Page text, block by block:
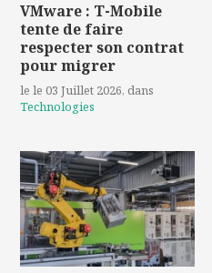
VMware : T-Mobile
tente de faire
respecter son contrat
pour migrer
le le 03 Juillet 2026, dans
Technologies